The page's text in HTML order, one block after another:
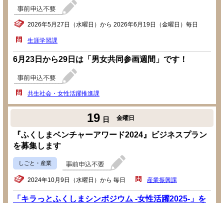
2026年5月27日（水曜日）から 2026年6月19日（金曜日）毎日
生涯学習課
6月23日から29日は「男女共同参画週間」です！
共生社会・女性活躍推進課
19 日 金曜日
『ふくしまベンチャーアワード2024』ビジネスプラン
を募集します
しごと・産業
2024年10月9日（水曜日）から 毎日 産業振興課
「キラっとふくしまシンポジウム -女性活躍2025-」を